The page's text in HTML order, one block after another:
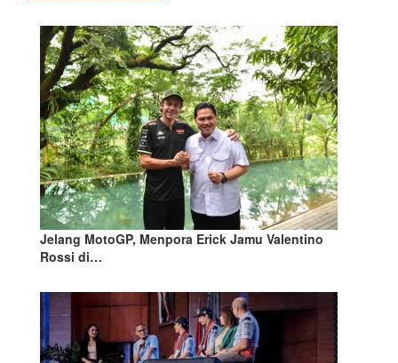
Jelang MotoGP, Menpora Erick Jamu Valentino
Rossi di…